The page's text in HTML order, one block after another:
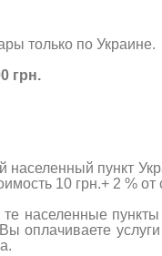
только по Украине.
грн.
населенный пункт
10 грн.+ 2 %
населенные
оплачиваете